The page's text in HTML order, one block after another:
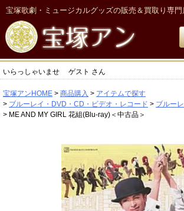
宝塚歌劇・ミュージカルグッズの販売＆買取り専門
いらっしゃいませ ゲスト さん
宝塚アンHOME 商品購入
アイテムで探す
ブルーレイ・DVD・CD・ビデオ・レコード
ブルー
ME AND MY GIRL 花組(Blu-ray)＜中古品＞